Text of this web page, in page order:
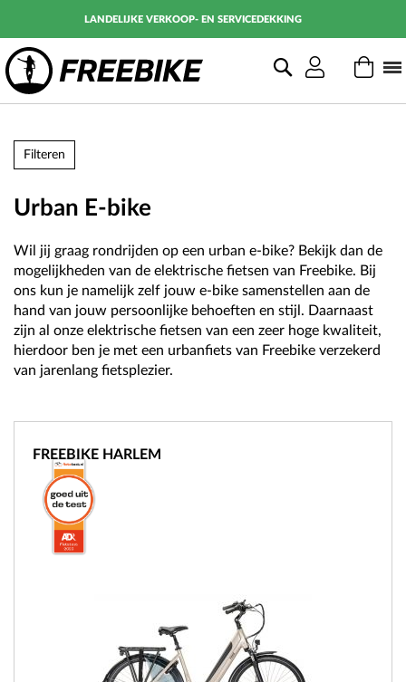
LANDELIJKE VERKOOP- EN SERVICEDEKKING
Zoek
Urban E-bike
Wil jij graag rondrijden op een urban e-bike? Bekijk dan de
mogelijkheden van de elektrische fietsen van Freebike. Bij
ons kun je namelijk zelf jouw e-bike samenstellen aan de
hand van jouw persoonlijke behoeften en stijl. Daarnaast
zijn al onze elektrische fietsen van een zeer hoge kwaliteit,
hierdoor ben je met een urbanfiets van Freebike verzekerd
van jarenlang fietsplezier.
FREEBIKE HARLEM
Filteren